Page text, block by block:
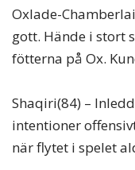
Oxlade-
gott. Hände i stort
fötterna på Ox.
Shaqiri(84) –
intentioner
när flytet i spelet